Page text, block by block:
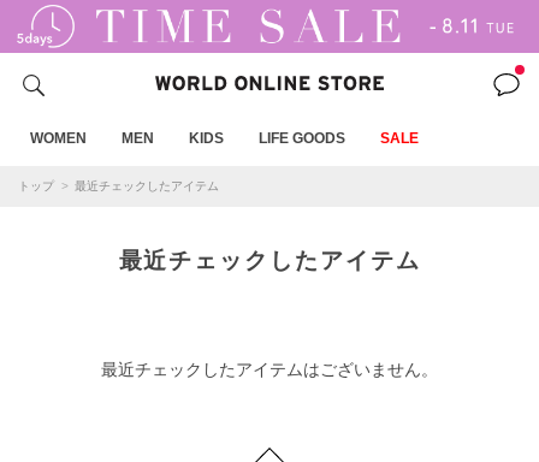
WOMEN MEN KIDS LIFE GOODS SALE
トップ 最近チェックしたアイテム
最近チェックしたアイテム
最近チェックしたアイテムはございません。